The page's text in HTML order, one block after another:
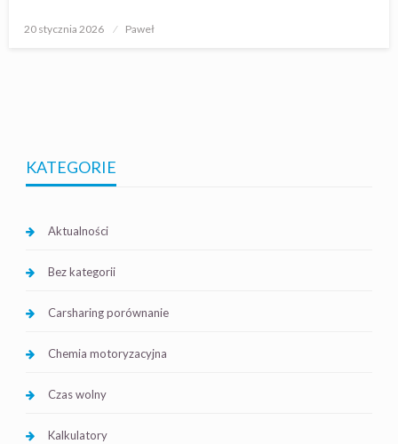
Opublikowane
20 stycznia 2026 Paweł
KATEGORIE
Aktualności
Bez kategorii
Carsharing porównanie
Chemia motoryzacyjna
Czas wolny
Kalkulatory